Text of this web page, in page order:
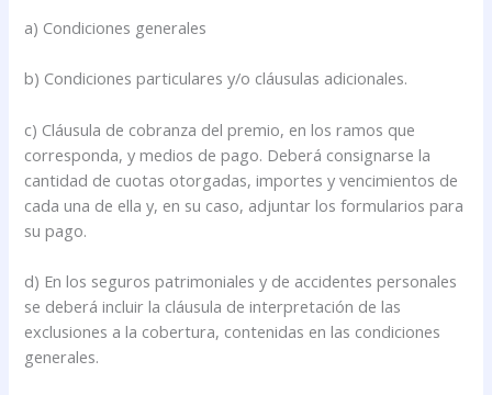
a) Condiciones generales
b) Condiciones particulares y/o cláusulas adicionales.
c) Cláusula de cobranza del premio, en los ramos que
corresponda, y medios de pago. Deberá consignarse la
cantidad de cuotas otorgadas, importes y vencimientos de
cada una de ella y, en su caso, adjuntar los formularios para
su pago.
d) En los seguros patrimoniales y de accidentes personales
se deberá incluir la cláusula de interpretación de las
exclusiones a la cobertura, contenidas en las condiciones
generales.